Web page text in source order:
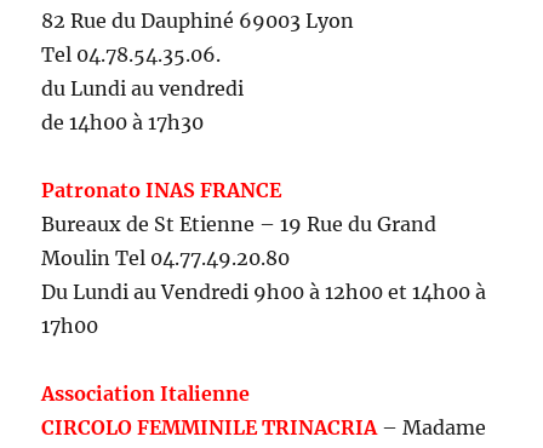
82 Rue du Dauphiné 69003 Lyon
Tel 04.78.54.35.06.
du Lundi au vendredi
de 14h00 à 17h30
Patronato INAS FRANCE
Bureaux de St Etienne – 19 Rue du Grand
Moulin Tel 04.77.49.20.80
Du Lundi au Vendredi 9h00 à 12h00 et 14h00 à
17h00
Association Italienne
CIRCOLO FEMMINILE TRINACRIA– Madame